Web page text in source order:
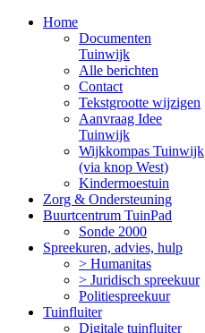
Home
Documenten
Tuinwijk
Alle berichten
Contact
Tekstgrootte wijzigen
Aanvraag Idee
Tuinwijk
Wijkkompas Tuinwijk
(via knop West)
Kindermoestuin
Zorg & Ondersteuning
Buurtcentrum TuinPad
Sonde 2000
Spreekuren, advies, hulp
> Humanitas
> Juridisch spreekuur
Politiespreekuur
Tuinfluiter
Digitale tuinfluiter